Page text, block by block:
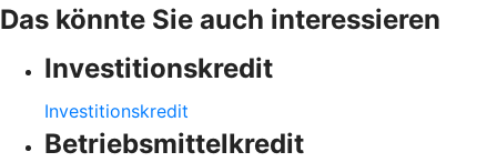
Das könnte Sie auch interessieren
Investitionskredit
Investitionskredit
Betriebsmittelkredit